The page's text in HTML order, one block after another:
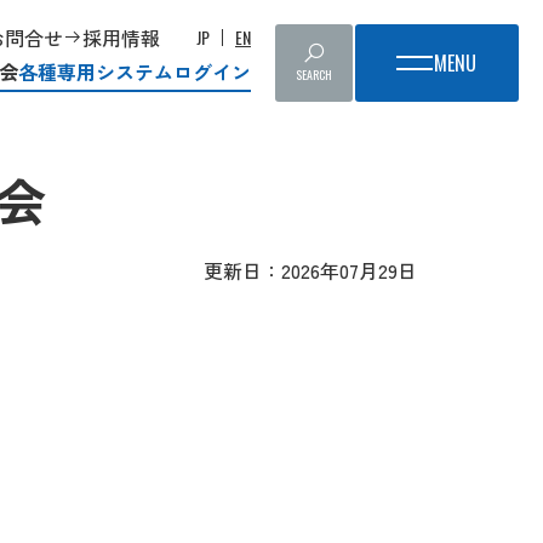
問合せ 採用情報 JP EN
各種専用システムログイン SEARCH
更新日：2026年07月29日